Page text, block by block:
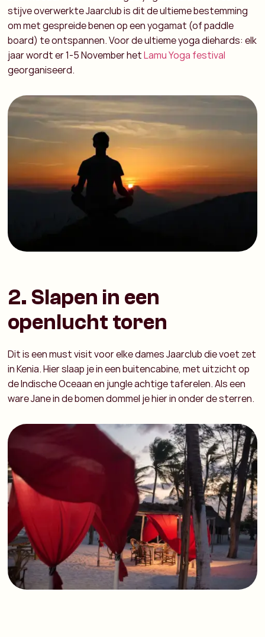
stijve overwerkte Jaarclub is dit de ultieme bestemming
om met gespreide benen op een yogamat (of paddle
board) te ontspannen. Voor de ultieme yoga diehards: elk
jaar wordt er 1-5 November hetLamu Yoga festival
georganiseerd.
2. Slapen in een
openlucht toren
Dit is een must visit voor elke dames Jaarclub die voet zet
in Kenia. Hier slaap je in een buitencabine, met uitzicht op
de Indische Oceaan en jungle achtige taferelen. Als een
ware Jane in de bomen dommel je hier in onder de sterren.